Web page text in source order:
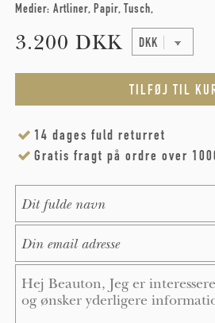
Medier: Artliner Papir Tusch
3.200 DKK
14 dages fuld returret
Gratis fragt på ordre over